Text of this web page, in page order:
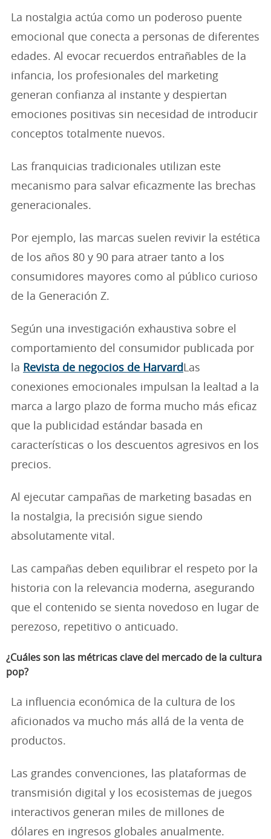
La nostalgia actúa como un poderoso puente
emocional que conecta a personas de diferentes
edades. Al evocar recuerdos entrañables de la
infancia, los profesionales del marketing
generan confianza al instante y despiertan
emociones positivas sin necesidad de introducir
conceptos totalmente nuevos.
Las franquicias tradicionales utilizan este
mecanismo para salvar eficazmente las brechas
generacionales.
Por ejemplo, las marcas suelen revivir la estética
de los años 80 y 90 para atraer tanto a los
consumidores mayores como al público curioso
de la Generación Z.
Según una investigación exhaustiva sobre el
comportamiento del consumidor publicada por
la Revista de negocios de Harvard Las
conexiones emocionales impulsan la lealtad a la
marca a largo plazo de forma mucho más eficaz
que la publicidad estándar basada en
características o los descuentos agresivos en los
precios.
Al ejecutar campañas de marketing basadas en
la nostalgia, la precisión sigue siendo
absolutamente vital.
Las campañas deben equilibrar el respeto por la
historia con la relevancia moderna, asegurando
que el contenido se sienta novedoso en lugar de
perezoso, repetitivo o anticuado.
¿Cuáles son las métricas clave del mercado de la cultura
pop?
La influencia económica de la cultura de los
aficionados va mucho más allá de la venta de
productos.
Las grandes convenciones, las plataformas de
transmisión digital y los ecosistemas de juegos
interactivos generan miles de millones de
dólares en ingresos globales anualmente.